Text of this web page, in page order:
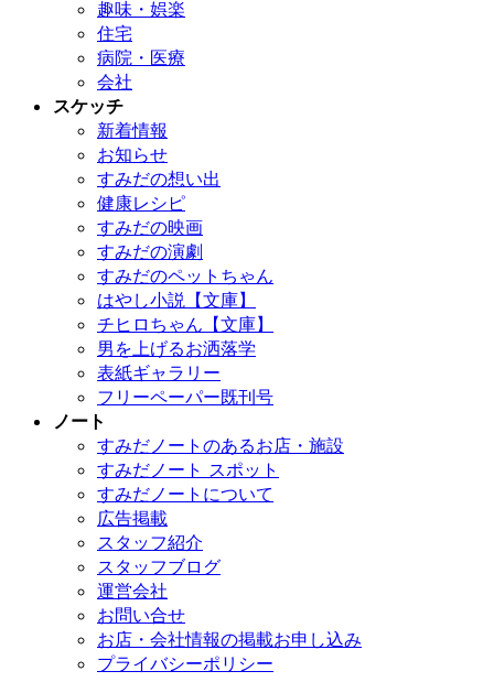
趣味・娯楽
住宅
病院・医療
会社
スケッチ
新着情報
お知らせ
すみだの想い出
健康レシピ
すみだの映画
すみだの演劇
すみだのペットちゃん
はやし小説【文庫】
チヒロちゃん【文庫】
男を上げるお洒落学
表紙ギャラリー
フリーペーパー既刊号
ノート
すみだノートのあるお店・施設
すみだノート スポット
すみだノートについて
広告掲載
スタッフ紹介
スタッフブログ
運営会社
お問い合せ
お店・会社情報の掲載お申し込み
プライバシーポリシー